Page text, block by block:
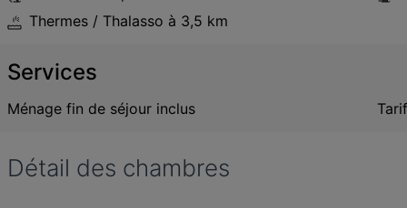
Thermes / Thalasso à 3,5 km
Services
Ménage fin de séjour inclus
Détail des chambres